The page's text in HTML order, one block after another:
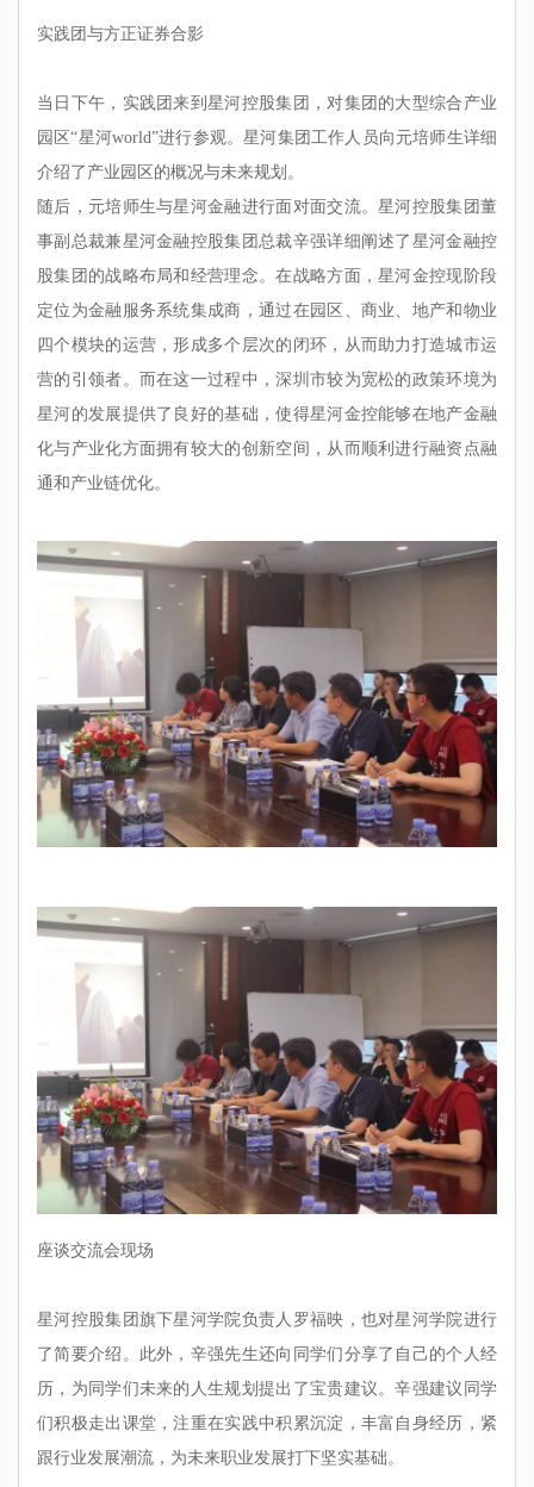
实践团与方正证券合影
当日下午，实践团来到星河控股集团，对集团的大型综合产业
园区“星河world”进行参观。星河集团工作人员向元培师生详细
介绍了产业园区的概况与未来规划。
随后，元培师生与星河金融进行面对面交流。星河控股集团董
事副总裁兼星河金融控股集团总裁辛强详细阐述了星河金融控
股集团的战略布局和经营理念。在战略方面，星河金控现阶段
定位为金融服务系统集成商，通过在园区、商业、地产和物业
四个模块的运营，形成多个层次的闭环，从而助力打造城市运
营的引领者。而在这一过程中，深圳市较为宽松的政策环境为
星河的发展提供了良好的基础，使得星河金控能够在地产金融
化与产业化方面拥有较大的创新空间，从而顺利进行融资点融
通和产业链优化。
座谈交流会现场
星河控股集团旗下星河学院负责人罗福映，也对星河学院进行
了简要介绍。此外，辛强先生还向同学们分享了自己的个人经
历，为同学们未来的人生规划提出了宝贵建议。辛强建议同学
们积极走出课堂，注重在实践中积累沉淀，丰富自身经历，紧
跟行业发展潮流，为未来职业发展打下坚实基础。